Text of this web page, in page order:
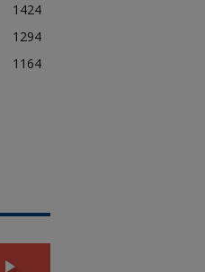
1424
1294
1164